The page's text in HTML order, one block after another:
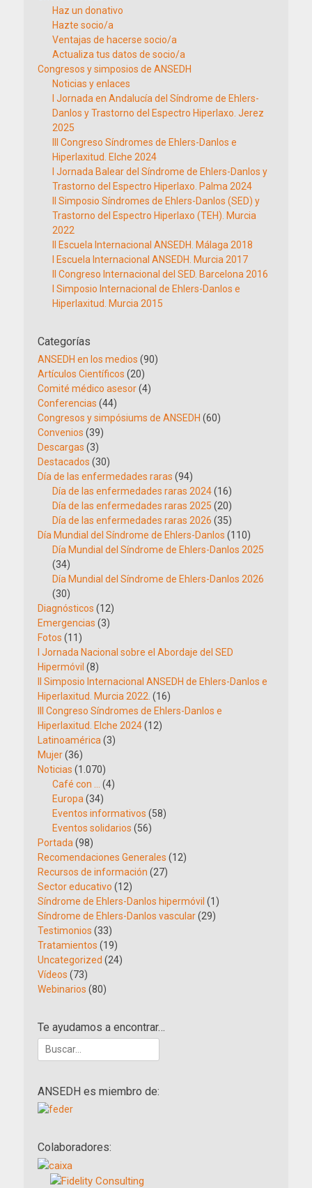
Haz un donativo
Hazte socio/a
Ventajas de hacerse socio/a
Actualiza tus datos de socio/a
Congresos y simposios de ANSEDH
Noticias y enlaces
I Jornada en Andalucía del Síndrome de Ehlers-
Danlos y Trastorno del Espectro Hiperlaxo. Jerez
2025
III Congreso Síndromes de Ehlers-Danlos e
Hiperlaxitud. Elche 2024
I Jornada Balear del Síndrome de Ehlers-Danlos y
Trastorno del Espectro Hiperlaxo. Palma 2024
II Simposio Síndromes de Ehlers-Danlos (SED) y
Trastorno del Espectro Hiperlaxo (TEH). Murcia
2022
II Escuela Internacional ANSEDH. Málaga 2018
I Escuela Internacional ANSEDH. Murcia 2017
II Congreso Internacional del SED. Barcelona 2016
I Simposio Internacional de Ehlers-Danlos e
Hiperlaxitud. Murcia 2015
Categorías
ANSEDH en los medios (90)
Artículos Científicos (20)
Comité médico asesor(4)
Conferencias (44)
Congresos y simpósiums de ANSEDH (60)
Convenios (39)
Descargas (3)
Destacados (30)
Día de las enfermedades raras (94)
Día de las enfermedades raras 2024(16)
Día de las enfermedades raras 2025 (20)
Día de las enfermedades raras 2026 (35)
Día Mundial del Síndrome de Ehlers-Danlos (110)
Día Mundial del Síndrome de Ehlers-Danlos 2025
(34)
Día Mundial del Síndrome de Ehlers-Danlos 2026
(30)
Diagnósticos (12)
Emergencias (3)
Fotos (11)
I Jornada Nacional sobre el Abordaje del SED
Hipermóvil (8)
II Simposio Internacional ANSEDH de Ehlers-Danlos e
Hiperlaxitud. Murcia 2022. (16)
III Congreso Síndromes de Ehlers-Danlos e
Hiperlaxitud. Elche 2024(12)
Latinoamérica (3)
Mujer(36)
Noticias (1.070)
Café con …
(4)
Europa (34)
Eventos informativos (58)
Eventos solidarios (56)
Portada (98)
Recomendaciones Generales (12)
Recursos de información (27)
Sector educativo (12)
Síndrome de Ehlers-Danlos hipermóvil (1)
Síndrome de Ehlers-Danlos vascular(29)
Testimonios (33)
Tratamientos (19)
Uncategorized (24)
Vídeos (73)
Webinarios (80)
Te ayudamos a encontrar…
Buscar:
ANSEDH es miembro de:
Colaboradores: